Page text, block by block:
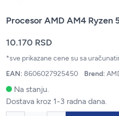
Procesor AMD AM4 Ryzen
10.170 RSD
*sve prikazane cene su sa
EAN: 8606027925450 Brend:
Na stanju.
Dostava kroz 1-3 radna dana.